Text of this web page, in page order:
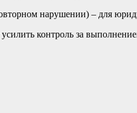
нарушении) – для
контроль за